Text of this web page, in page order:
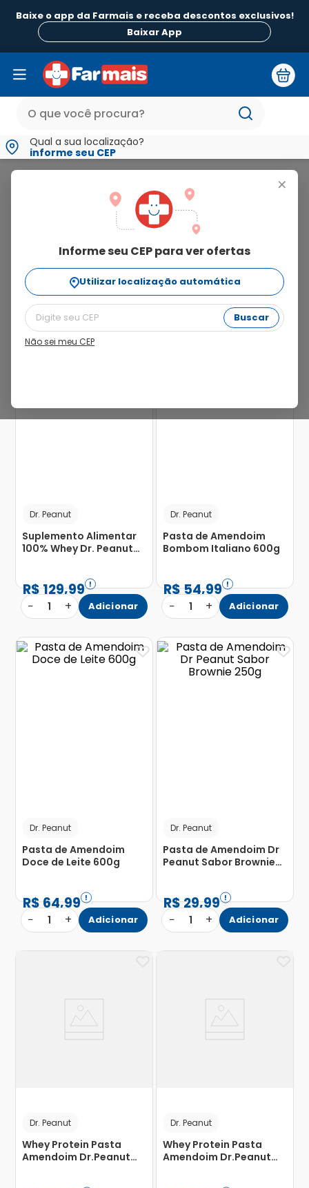
Baixe o app da Farmais e receba descontos exclusivos!
Baixar App
Qual a sua localização?
informe seu CEP
+
Informe seu CEP para ver ofertas
Utilizar localização automática
Buscar
Não sei meu CEP
dr.
Ordenar Por
relevância
23%
Dr. Peanut
Suplemento Alimentar
100% Whey Dr. Peanut
R$129,99
− 1 + Adicionar
Dr. Peanut
Pasta de Amendoim
Bombom Italiano 600g
R$54,99
− 1 + Adicionar
Dr. Peanut
Pasta de Amendoim
Doce de Leite 600g
R$64,99
− 1 + Adicionar
Dr. Peanut
Pasta de Amendoim Dr
Peanut Sabor Brownie
R$29,99
− 1 + Adicionar
Dr. Peanut
Whey Protein Pasta
Amendoim Dr.Peanut
Dr. Peanut
Whey Protein Pasta
Amendoim Dr.Peanut